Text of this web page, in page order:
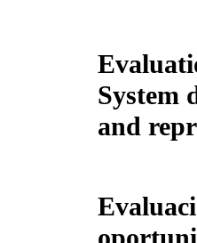
System
and